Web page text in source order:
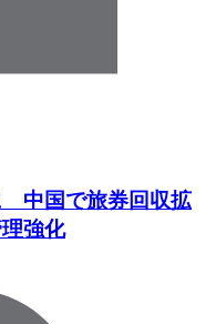
中国で旅券回収拡
強化